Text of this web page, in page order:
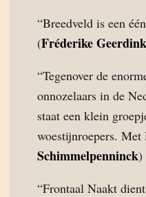
“Breedveld is een
(Fréderike Geerdink
“Tegenover de
onnozelaars in de
staat een klein
woestijnroepers. Met
Schimmelpenninck)
“Frontaal Naakt